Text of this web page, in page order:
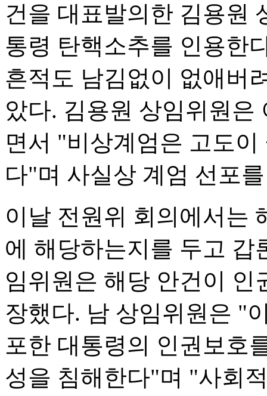
건을 대표발의한 김용원
통령 탄핵소추를 인용한
흔적도 남김없이 없애버
았다. 김용원 상임위원은
면서 "비상계엄은 고도
다"며 사실상 계엄 선포
이날 전원위 회의에서는
에 해당하는지를 두고 갑
임위원은 해당 안건이
장했다. 남 상임위원은 "
포한 대통령의 인권보호
성을 침해한다"며 "사회